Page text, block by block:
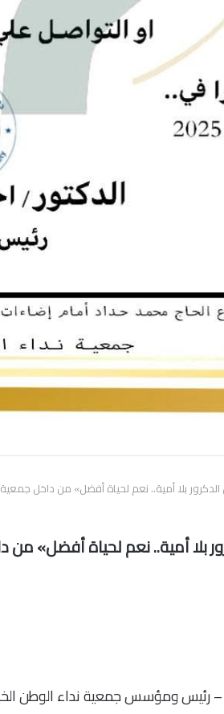
بلا أمية.. نعم لحياة أفضل» من داخل جمعية
بلا أمية.. نعم لحياة أفضل»
رئيس ومؤسس جمعية نداء الوطن